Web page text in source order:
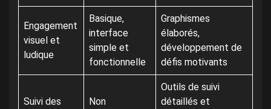
Engagement
visuel et
ludique
Basique,
interface
simple et
fonctionnelle
Graphismes
élaborés,
développement de
défis motivants
Suivi des
Non
Outils de suivi
détaillés et